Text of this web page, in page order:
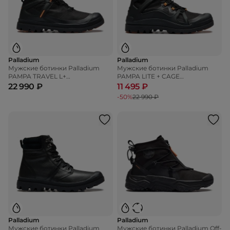
Palladium
Мужские ботинки Palladium
PAMPA TRAVEL L+
WATERPROOF +
22 990 ₽
Palladium
Мужские ботинки Palladium
PAMPA LITE + CAGE
WATERPROOF +
11 495 ₽
-50%22 990 ₽
Palladium
Мужские ботинки Palladium
Palladium
Мужские ботинки Palladium Off-